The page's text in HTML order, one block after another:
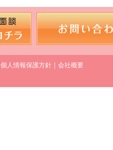
個人情報保護方針｜ 会社概要